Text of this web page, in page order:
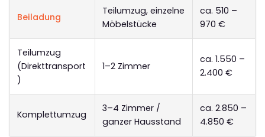
Beiladung
Teilumzug, einzelne
Möbelstücke
ca. 510 –
970 €
Teilumzug
(Direkttransport
)
1–2 Zimmer
ca. 1.550 –
2.400 €
Komplettumzug
3–4 Zimmer /
ganzer Hausstand
ca. 2.850 –
4.850 €